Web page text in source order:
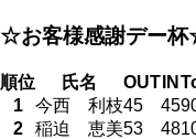
☆お客様感謝デー
順位 氏名 OUT IN
1
今西 利枝45 45
2
稲迫 恵美53 48